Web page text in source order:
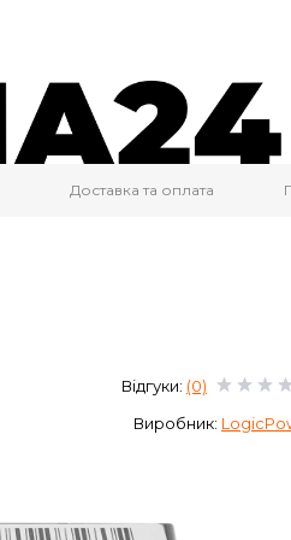
Доставка та оплата
Відгуки: (0)
Виробник: